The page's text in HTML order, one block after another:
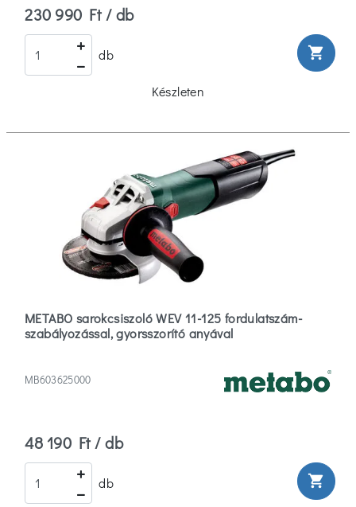
230 990 Ft / db
db shopping_cart
Készleten
METABO sarokcsiszoló WEV 11-125 fordulatszám-
szabályozással, gyorsszorító anyával
MB603625000
48 190 Ft / db
db shopping_cart